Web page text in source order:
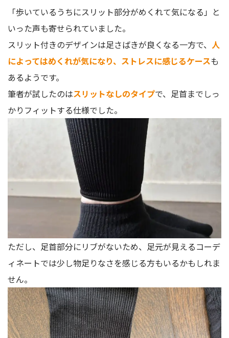
「歩いているうちにスリット部分がめくれて気になる」と
いった声も寄せられていました。
スリット付きのデザインは足さばきが良くなる一方で、 人
によってはめくれが気になり、ストレスに感じるケースも
あるようです。
筆者が試したのはスリットなしのタイプで、足首までしっ
かりフィットする仕様でした。
ただし、足首部分にリブがないため、足元が見えるコーデ
ィネートでは少し物足りなさを感じる方もいるかもしれま
せん。